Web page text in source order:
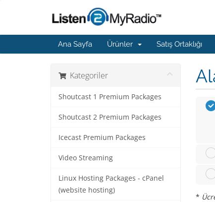
Ana Sayfa Ürünler Satış Ortaklığı
Kategoriler
Shoutcast 1 Premium Packages
Shoutcast 2 Premium Packages
Icecast Premium Packages
Video Streaming
Linux Hosting Packages - cPanel
(website hosting)
*